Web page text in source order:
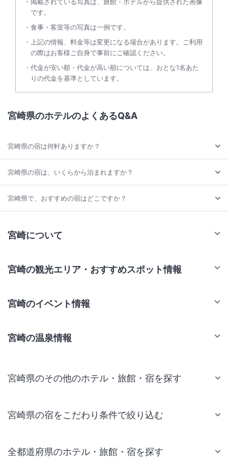
です。
食事・客室等の写真は一例です。
上記の情報、料金等は変更になる場合があります。ご利用
の際はお客様ご自身で事前にご確認ください。
代金が安い順・代金が高い順については、おとな1名あた
りの代金を基準としています。
宮崎県のホテルのよくあるQ&A
宮崎県の宿は何軒ありますか？
宮崎県の宿は、いくらから泊まれますか？
宮崎県で、おすすめの宿はどこですか？
宮崎について
宮崎の観光エリア・おすすめスポット情報
宮崎のイベント情報
宮崎の温泉情報
宮崎県のその他のホテル・旅館・宿を探す
宮崎県の宿をこだわり条件で絞り込む
全都道府県のホテル・旅館・宿を探す